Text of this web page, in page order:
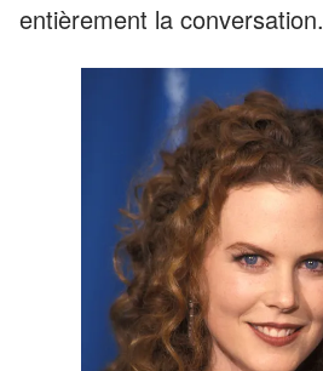
entièrement la conversation.